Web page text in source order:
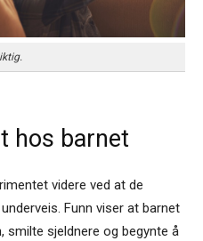
hos barnet
videre ved at de
Funn viser at barnet
smilte sjeldnere og begynte å